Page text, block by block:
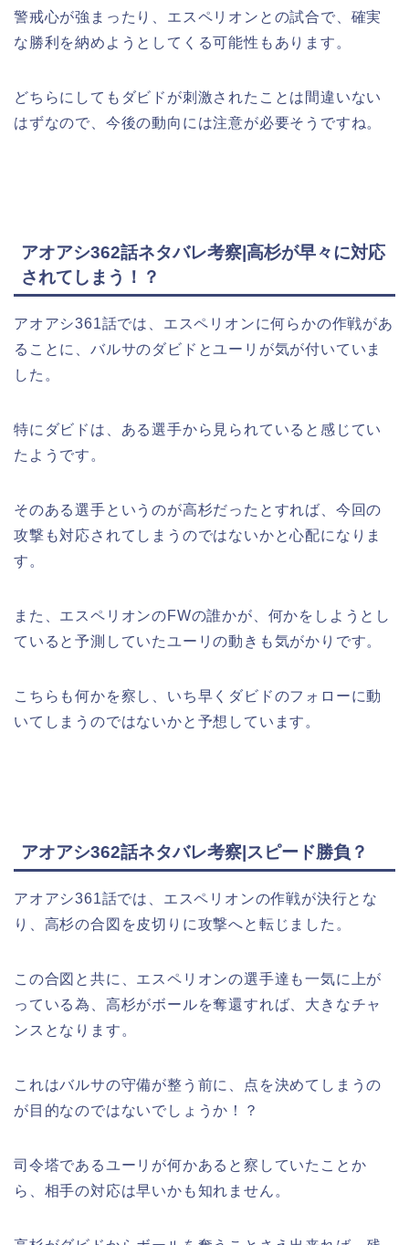
警戒心が強まったり、エスペリオンとの試合で、確実
な勝利を納めようとしてくる可能性もあります。
どちらにしてもダビドが刺激されたことは間違いない
はずなので、今後の動向には注意が必要そうですね。
アオアシ362話ネタバレ考察|高杉が早々に対応
されてしまう！？
アオアシ361話では、エスペリオンに何らかの作戦があ
ることに、バルサのダビドとユーリが気が付いていま
した。
特にダビドは、ある選手から見られていると感じてい
たようです。
そのある選手というのが高杉だったとすれば、今回の
攻撃も対応されてしまうのではないかと心配になりま
す。
また、エスペリオンのFWの誰かが、何かをしようとし
ていると予測していたユーリの動きも気がかりです。
こちらも何かを察し、いち早くダビドのフォローに動
いてしまうのではないかと予想しています。
アオアシ362話ネタバレ考察|スピード勝負？
アオアシ361話では、エスペリオンの作戦が決行とな
り、高杉の合図を皮切りに攻撃へと転じました。
この合図と共に、エスペリオンの選手達も一気に上が
っている為、高杉がボールを奪還すれば、大きなチャ
ンスとなります。
これはバルサの守備が整う前に、点を決めてしまうの
が目的なのではないでしょうか！？
司令塔であるユーリが何かあると察していたことか
ら、相手の対応は早いかも知れません。